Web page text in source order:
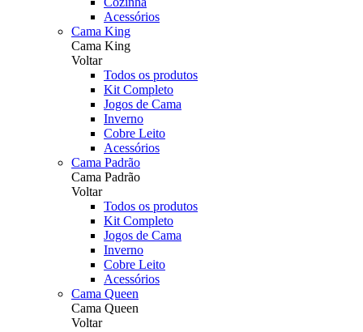
Acessórios
Cama King
Cama King
Voltar
Todos os produtos
Kit Completo
Jogos de Cama
Inverno
Cobre Leito
Acessórios
Cama Padrão
Cama Padrão
Voltar
Todos os produtos
Kit Completo
Jogos de Cama
Inverno
Cobre Leito
Acessórios
Cama Queen
Cama Queen
Voltar